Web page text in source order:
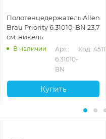
Полотенцедержатель Allen
Brau Priority 6.31010-BN 23,7
см, никель
В наличии
Арт.:
6.31010-
BN
Код: 45111
Купить